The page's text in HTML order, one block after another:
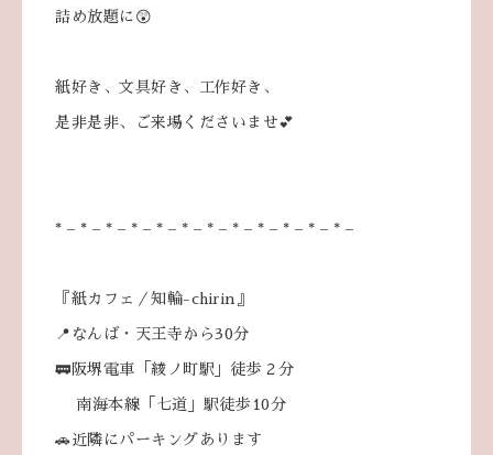
詰め放題に😲
紙好き、文具好き、工作好き、
是非是非、ご来場くださいませ💕
* – * – * – * – * – * – * – * – * – * – * – * –
『紙カフェ／知輪-chirin』
📍なんば・天王寺から30分
🚃阪堺電車「綾ノ町駅」徒歩２分
南海本線「七道」駅徒歩10分
🚗近隣にパーキングあります